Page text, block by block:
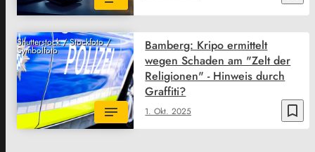
Shutterstock / Stockfoto /
Symbolfoto
bookmark_border
1. Okt. 2025
Bamberg: Kripo ermittelt
wegen Schaden am "Zelt der
Religionen" - Hinweis durch
Graffiti?